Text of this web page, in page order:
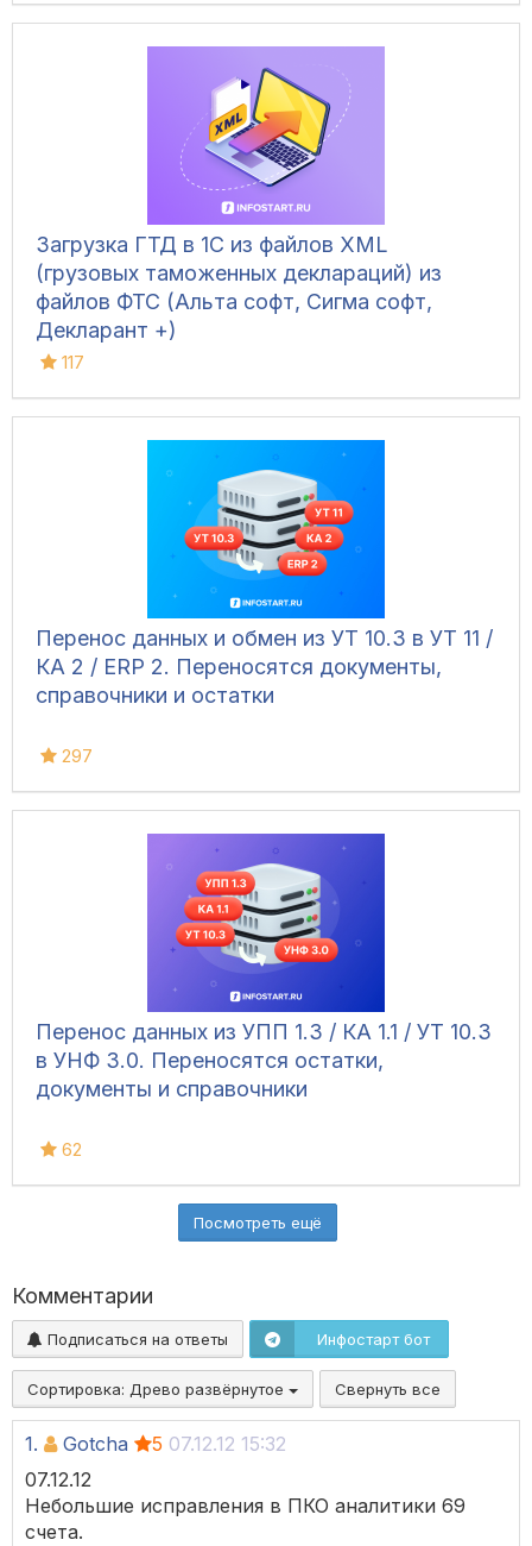
Загрузка ГТД в 1С из файлов XML
(грузовых таможенных деклараций) из
файлов ФТС (Альта софт, Сигма софт,
Декларант +)
117
Перенос данных и обмен из УТ 10.3 в УТ 11 /
КА 2 / ERP 2. Переносятся документы,
справочники и остатки
297
Перенос данных из УПП 1.3 / КА 1.1 / УТ 10.3
в УНФ 3.0. Переносятся остатки,
документы и справочники
62
Посмотреть ещё
Комментарии
Подписаться на ответы Инфостарт бот
Сортировка: Древо развёрнутое Свернуть все
1. Gotcha 5 07.12.12 15:32
07.12.12
Небольшие исправления в ПКО аналитики 69
счета.